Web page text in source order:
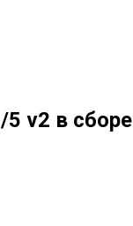
v2 в сборе